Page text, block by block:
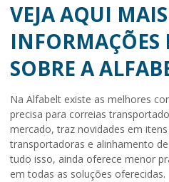
VEJA AQUI MAIS
INFORMAÇÕES
SOBRE A
Na Alfabelt existe as melhores
precisa para correias
mercado, traz novidades em
transportadoras e alinhamento
tudo isso, ainda oferece menor
em todas as soluções oferecidas.